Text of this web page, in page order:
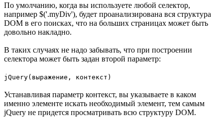
По умолчанию, когда вы используете любой селектор,
например $('.myDiv'), будет проанализирована вся структура
DOM в его поисках, что на больших страницах может быть
довольно накладно.
В таких случаях не надо забывать, что при построении
селектора может быть задан второй параметр:
jQuery(выражение, контекст)
Устанавливая параметр контекст, вы указываете в каком
именно элементе искать необходимый элемент, тем самым
jQuery не придется просматривать всю структуру DOM.